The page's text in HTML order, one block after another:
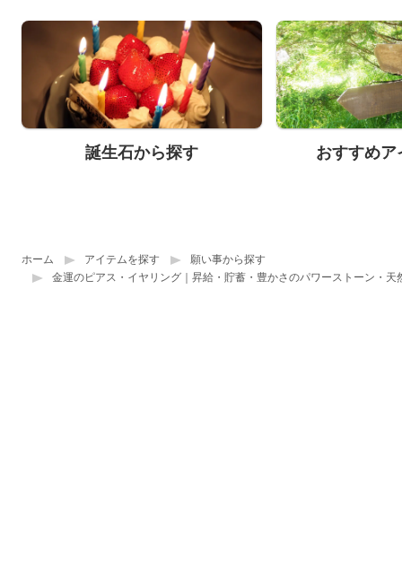
誕生石から探す おすすめア
ホーム アイテムを探す
願い事から探す
金運のピアス・イヤリング｜昇給・貯蓄・豊かさのパワーストーン・天